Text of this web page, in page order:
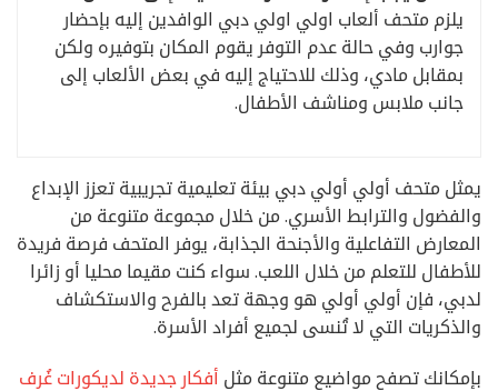
يلزم متحف ألعاب اولي اولي دبي الوافدين إليه بإحضار
جوارب وفي حالة عدم التوفر يقوم المكان بتوفيره ولكن
بمقابل مادي، وذلك للاحتياج إليه في بعض الألعاب إلى
جانب ملابس ومناشف الأطفال.
يمثل متحف أولي أولي دبي بيئة تعليمية تجريبية تعزز الإبداع
والفضول والترابط الأسري. من خلال مجموعة متنوعة من
المعارض التفاعلية والأجنحة الجذابة، يوفر المتحف فرصة فريدة
للأطفال للتعلم من خلال اللعب. سواء كنت مقيما محليا أو زائرا
لدبي، فإن أولي أولي هو وجهة تعد بالفرح والاستكشاف
والذكريات التي لا تُنسى لجميع أفراد الأسرة.
بإمكانك تصفح مواضيع متنوعة مثلأفكار جديدة لديكورات غُرف